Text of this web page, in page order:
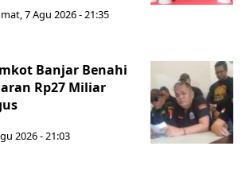
7 Agu 2026 - 21:35
Banjar Benahi
Rp27 Miliar
2026 - 21:03